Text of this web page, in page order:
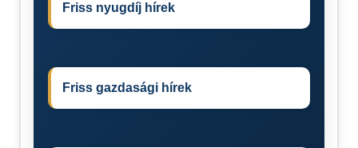
Friss nyugdíj hírek
Friss gazdasági hírek